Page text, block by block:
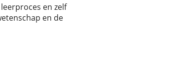
en zelf
en de